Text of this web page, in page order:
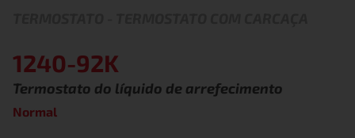
1240-92K
Termostato do líquido de arrefecimento
Normal